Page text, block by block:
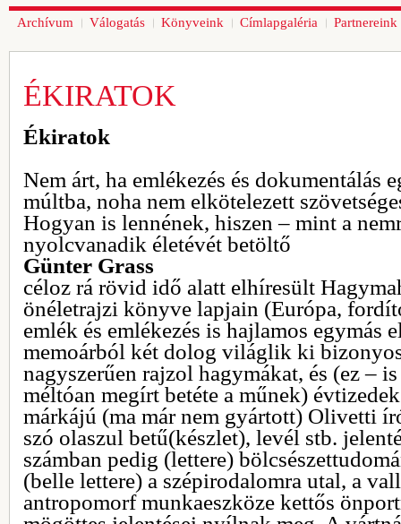
Archívum Válogatás Könyveink Címlapgaléria Partnereink
ÉKIRATOK
Ékiratok
Nem árt, ha emlékezés és dokumentálás
múltba, noha nem elkötelezett
Hogyan is lennének, hiszen – mint a
nyolcvanadik életévét betöltő
Günter Grass
céloz rá rövid idő alatt elhíresült
önéletrajzi könyve lapjain (Európa,
emlék és emlékezés is hajlamos egymás
memoárból két dolog világlik ki
nagyszerűen rajzol hagymákat, és (ez –
méltóan megírt betéte a műnek)
márkájú (ma már nem gyártott) Olivetti
szó olaszul betű(készlet), levél stb.
számban pedig (lettere)
(belle lettere) a szépirodalomra utal, a
antropomorf munkaeszköze kettős